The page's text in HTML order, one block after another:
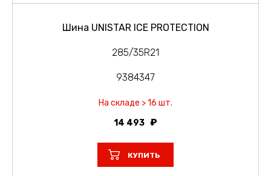
Шина UNISTAR ICE PROTECTION
285/35R21
9384347
На складе > 16 шт.
14 493
КУПИТЬ